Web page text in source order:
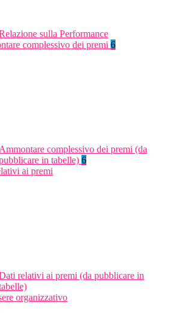
sulla Performance
complessivo dei premi 6
Ammontare complessivo dei premi (da
in tabelle) 6
ai premi
relativi ai premi (da pubblicare in
organizzativo